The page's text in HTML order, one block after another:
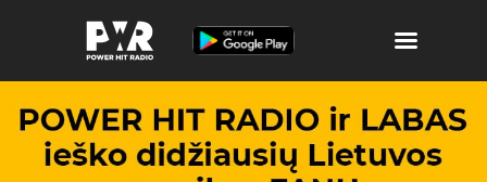
Atributika
Laidos ir Archyvas